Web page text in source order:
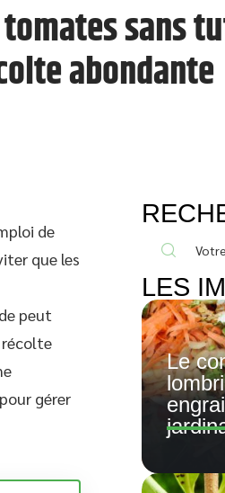
sans
abondante
de
que les
peut
récolte
gérer
LES
Le